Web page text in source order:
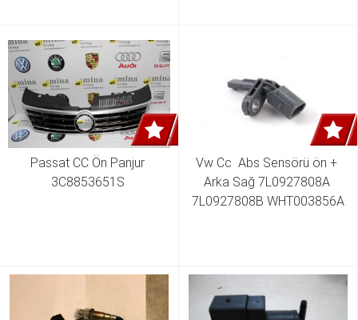
Passat CC Ön Panjur
3C8853651S
Vw Cc  Abs Sensörü ön +
Arka Sağ 7L0927808A
7L0927808B WHT003856A